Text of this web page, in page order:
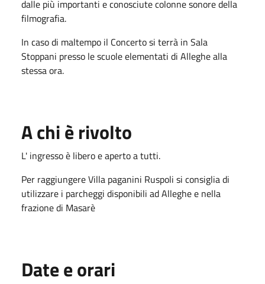
dalle più importanti e conosciute colonne sonore della
filmografia.
In caso di maltempo il Concerto si terrà in Sala
Stoppani presso le scuole elementati di Alleghe alla
stessa ora.
A chi è rivolto
L' ingresso è libero e aperto a tutti.
Per raggiungere Villa paganini Ruspoli si consiglia di
utilizzare i parcheggi disponibili ad Alleghe e nella
frazione di Masarè
Date e orari